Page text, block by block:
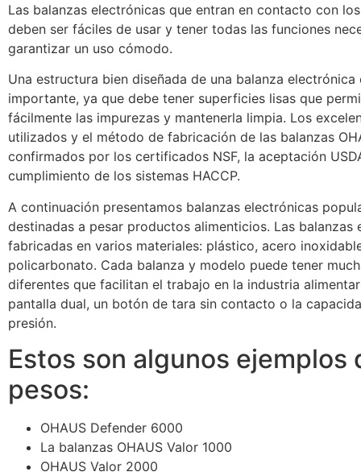
Las balanzas electrónicas que entran en contacto con
deben ser fáciles de usar y tener todas las funciones
garantizar un uso cómodo.
Una estructura bien diseñada de una balanza electrónica
importante, ya que debe tener superficies lisas que
fácilmente las impurezas y mantenerla limpia. Los
utilizados y el método de fabricación de las balanzas
confirmados por los certificados NSF, la aceptación
cumplimiento de los sistemas HACCP.
A continuación presentamos balanzas electrónicas
destinadas a pesar productos alimenticios. Las balanzas
fabricadas en varios materiales: plástico, acero
policarbonato. Cada balanza y modelo puede tener
diferentes que facilitan el trabajo en la industria
pantalla dual, un botón de tara sin contacto o la
presión.
Estos son algunos ejemplos
pesos:
OHAUS Defender 6000
La balanzas OHAUS Valor 1000
OHAUS Valor 2000